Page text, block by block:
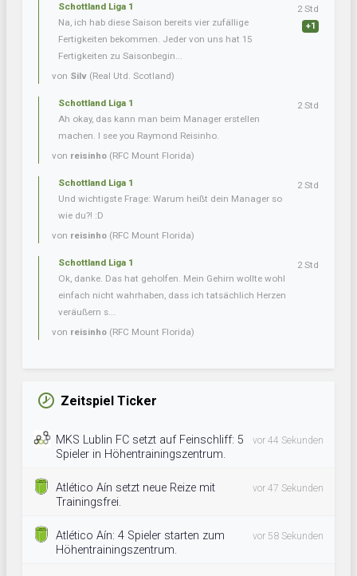
Schottland Liga 1
Na, ich hab diese Saison bereits vier zufällige
Fertigkeiten bekommen. Jeder von uns hat 15
Fertigkeiten zu Saisonbegin...
von Silv (Real Utd. Scotland)
2 Std
+1
Schottland Liga 1
Ah okay, das kann man beim Manager erstellen
machen. I see you Raymond Reisinho.
von reisinho (RFC Mount Florida)
2 Std
Schottland Liga 1
Und wichtigste Frage: Warum heißt dein Manager so
wie du?! :D
von reisinho (RFC Mount Florida)
2 Std
Schottland Liga 1
Ok, danke. Das hat geholfen. Mein Gehirn wollte wohl
einfach nicht wahrhaben, dass ich tatsächlich Herzen
veräußern s...
von reisinho (RFC Mount Florida)
2 Std
Zeitspiel Ticker
MKS Lublin FC setzt auf Feinschliff: 5
Spieler in Höhentrainingszentrum.
vor 44 Sekunden
Atlético Aín setzt neue Reize mit
Trainingsfrei.
vor 47 Sekunden
Atlético Aín: 4 Spieler starten zum
Höhentrainingszentrum.
vor 58 Sekunden